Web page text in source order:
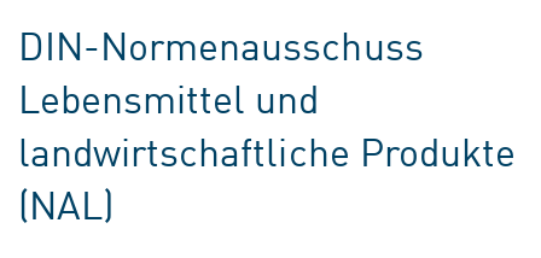
DIN-Normenausschuss
Lebensmittel und
landwirtschaftliche Produkte
(NAL)